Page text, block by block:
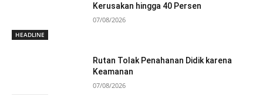
HEADLINE
Kerusakan hingga 40 Persen
07/08/2026
Rutan Tolak Penahanan Didik karena
Keamanan
07/08/2026